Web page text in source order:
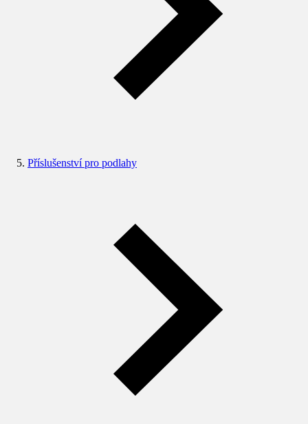
Příslušenství pro podlahy